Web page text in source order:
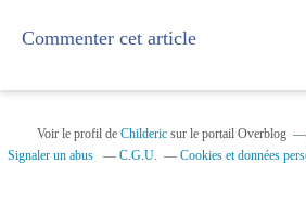
Commenter cet article
Voir le profil de Childeric sur le portail Overblog
Signaler un abus
C.G.U. Cookies et données